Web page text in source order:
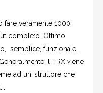
fare veramente 1000
completo. Ottimo
semplice, funzionale,
il TRX viene
ad un istruttore che